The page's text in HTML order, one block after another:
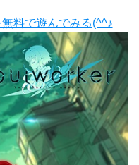
料で遊んでみる(^^♪